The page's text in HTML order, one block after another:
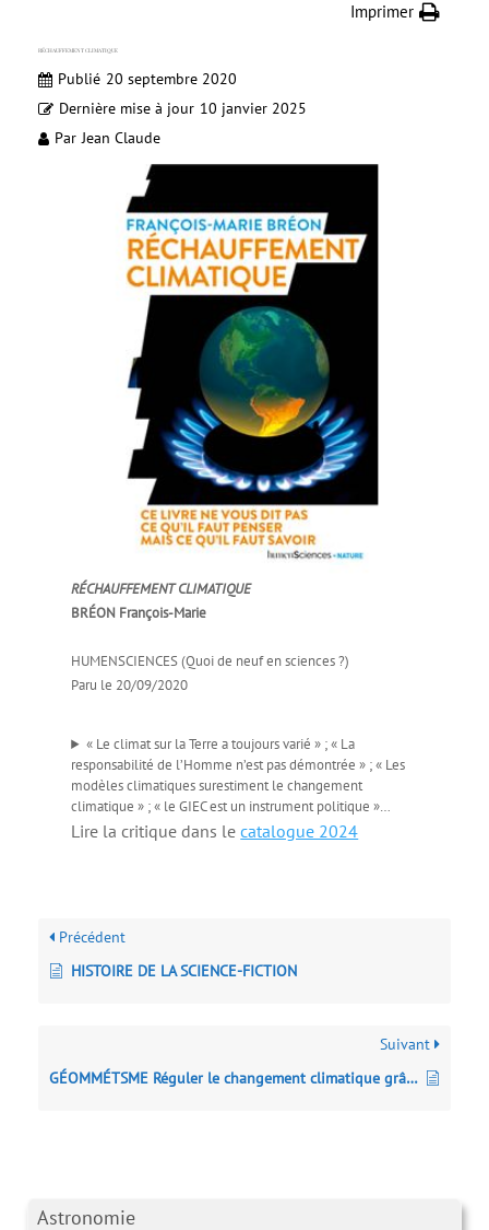
Astronomie
Imprimer
RÉCHAUFFEMENT CLIMATIQUE
Publié 20 septembre 2020
Dernière mise à jour 10 janvier 2025
Par Jean Claude
RÉCHAUFFEMENT CLIMATIQUE
BRÉON François-Marie
HUMENSCIENCES (Quoi de neuf en sciences ?)
Paru le 20/09/2020
« Le climat sur la Terre a toujours varié » ; « La
responsabilité de l’Homme n’est pas démontrée » ; « Les
modèles climatiques surestiment le changement
climatique » ; « le GIEC est un instrument politique »…
Lire la critique dans lecatalogue 2024
Précédent
HISTOIRE DE LA SCIENCE-FICTION
Suivant
GÉOMMÉTSME Réguler le changement climatique grâce à la nature